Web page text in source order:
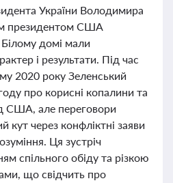
України Володимира
президентом США
домі мали
і результати. Під час
2020 року Зеленський
про корисні копалини та
США, але переговори
кут через конфліктні заяви
Ця зустріч
спільного обіду та різкою
що свідчить про